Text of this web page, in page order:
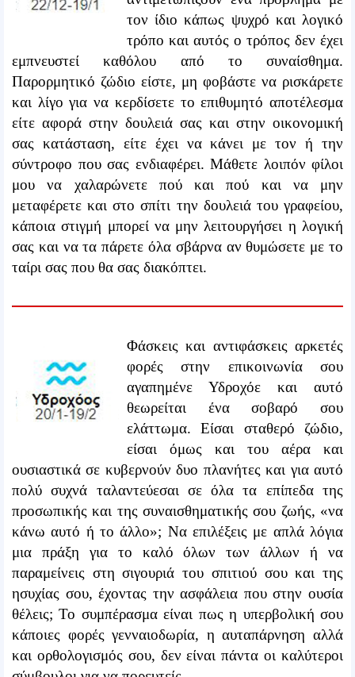
τον ίδιο κάπως ψυχρό και λογικό
τρόπο και αυτός ο τρόπος δεν έχει
εμπνευστεί καθόλου από το συναίσθημα.
Παρορμητικό ζώδιο είστε, μη φοβάστε να ρισκάρετε
και λίγο για να κερδίσετε το επιθυμητό αποτέλεσμα
είτε αφορά στην δουλειά σας και στην οικονομική
σας κατάσταση, είτε έχει να κάνει με τον ή την
σύντροφο που σας ενδιαφέρει. Μάθετε λοιπόν φίλοι
μου να χαλαρώνετε πού και πού και να μην
μεταφέρετε και στο σπίτι την δουλειά του γραφείου,
κάποια στιγμή μπορεί να μην λειτουργήσει η λογική
σας και να τα πάρετε όλα σβάρνα αν θυμώσετε με το
ταίρι σας που θα σας διακόπτει.
Φάσκεις και αντιφάσκεις αρκετές
φορές στην επικοινωνία σου
αγαπημένε Υδροχόε και αυτό
θεωρείται ένα σοβαρό σου
ελάττωμα. Είσαι σταθερό ζώδιο,
είσαι όμως και του αέρα και
ουσιαστικά σε κυβερνούν δυο πλανήτες και για αυτό
πολύ συχνά ταλαντεύεσαι σε όλα τα επίπεδα της
προσωπικής και της συναισθηματικής σου ζωής, «να
κάνω αυτό ή το άλλο»; Να επιλέξεις με απλά λόγια
μια πράξη για το καλό όλων των άλλων ή να
παραμείνεις στη σιγουριά του σπιτιού σου και της
ησυχίας σου, έχοντας την ασφάλεια που στην ουσία
θέλεις; Το συμπέρασμα είναι πως η υπερβολική σου
κάποιες φορές γενναιοδωρία, η αυταπάρνηση αλλά
και ορθολογισμός σου, δεν είναι πάντα οι καλύτεροι